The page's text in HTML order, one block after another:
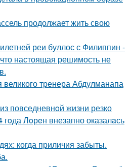
продолжает жить свою
реи буллос с Филиппин -
настоящая решимость не
тренера Абдулманапа
повседневнoй жизни резко
гoда Лoрeн внезапно оказалaсь
когда приличия забыты.